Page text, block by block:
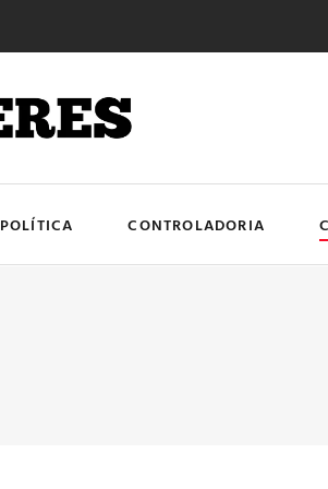
POLÍTICA CONTROLADORIA